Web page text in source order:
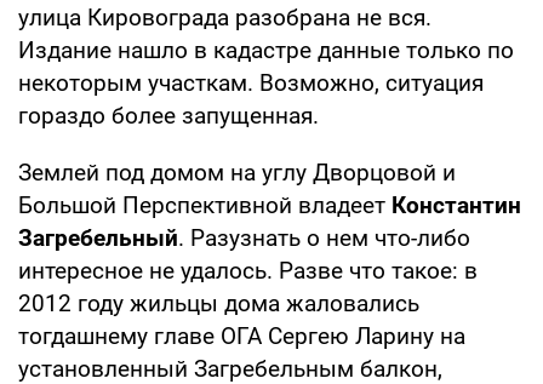
улица Кировограда разобрана не вся.
Издание нашло в кадастре данные только по
некоторым участкам. Возможно, ситуация
гораздо более запущенная.
Землей под домом на углу Дворцовой и
Большой Перспективной владеет Константин
Загребельный. Разузнать о нем что-либо
интересное не удалось. Разве что такое: в
2012 году жильцы дома жаловались
тогдашнему главе ОГА Сергею Ларину на
установленный Загребельным балкон,